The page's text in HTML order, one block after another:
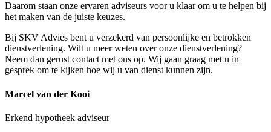
Daarom staan onze ervaren adviseurs voor u klaar om u te helpen bij
het maken van de juiste keuzes.
Bij SKV Advies bent u verzekerd van persoonlijke en betrokken
dienstverlening. Wilt u meer weten over onze dienstverlening?
Neem dan gerust contact met ons op. Wij gaan graag met u in
gesprek om te kijken hoe wij u van dienst kunnen zijn.
Marcel van der Kooi
Erkend hypotheek adviseur